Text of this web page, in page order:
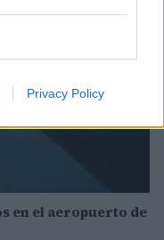
Privacy Policy
en el aeropuerto de